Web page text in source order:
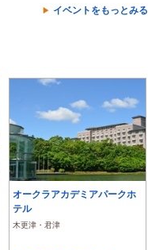
イベントをもっとみる
オークラアカデミアパークホ
テル
木更津・君津